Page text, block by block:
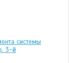
системы
3-й